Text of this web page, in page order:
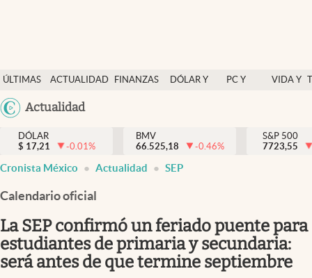
ÚLTIMAS
NOTICIAS
ACTUALIDAD
FINANZAS
DÓLAR Y
PC Y
VIDA Y
México
Actualidad
Actualidad
Finanzas y economía
Dólar y mercados
Pc y celular
Vida y estilo
DÓLAR
$ 17,21 -0.01%
BMV
66.525,18
-0.46%
S&P 500
7723,55
Cronista México Actualidad SEP
Calendario oficial
La SEP confirmó un feriado puente para
estudiantes de primaria y secundaria:
será antes de que termine septiembre